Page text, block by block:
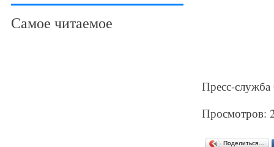
Самое читаемое
Пресс-
Просмотров:
Поделиться…